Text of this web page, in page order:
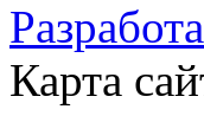
Карта